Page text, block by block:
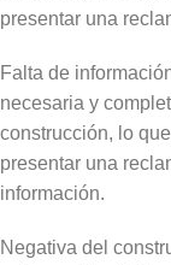
presentar una
Falta de
necesaria y
construcción, lo
presentar una
información.
Negativa del